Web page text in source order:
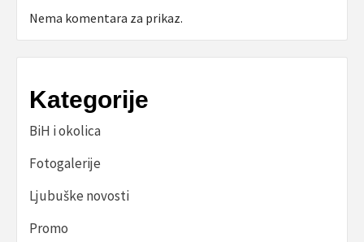
Nema komentara za prikaz.
Kategorije
BiH i okolica
Fotogalerije
Ljubuške novosti
Promo